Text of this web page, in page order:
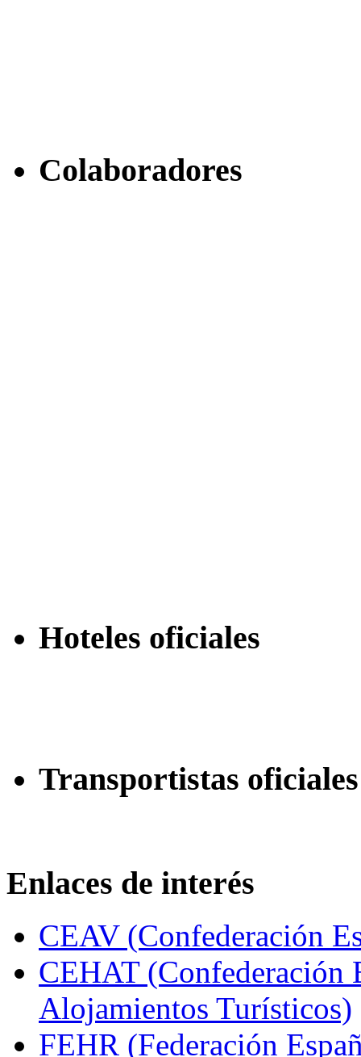
Colaboradores
Hoteles oficiales
Transportistas oficiales
Enlaces de interés
CEAV (Confederación
CEHAT (Confederación
Alojamientos Turísticos)
FEHR (Federación